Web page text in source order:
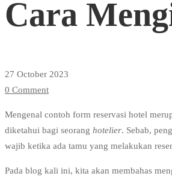
Bagaimana
Cara
Mengisinya
Cara
27 October 2023
0 Comment
Mengenal contoh form reservasi hotel
diketahui bagi seorang hotelier. Sebab,
wajib ketika ada tamu yang melakukan
Pada blog kali ini, kita akan membahas